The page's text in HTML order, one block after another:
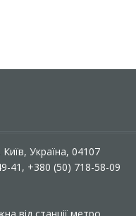
Україна, 04107
41, +380 (50) 718-58-09